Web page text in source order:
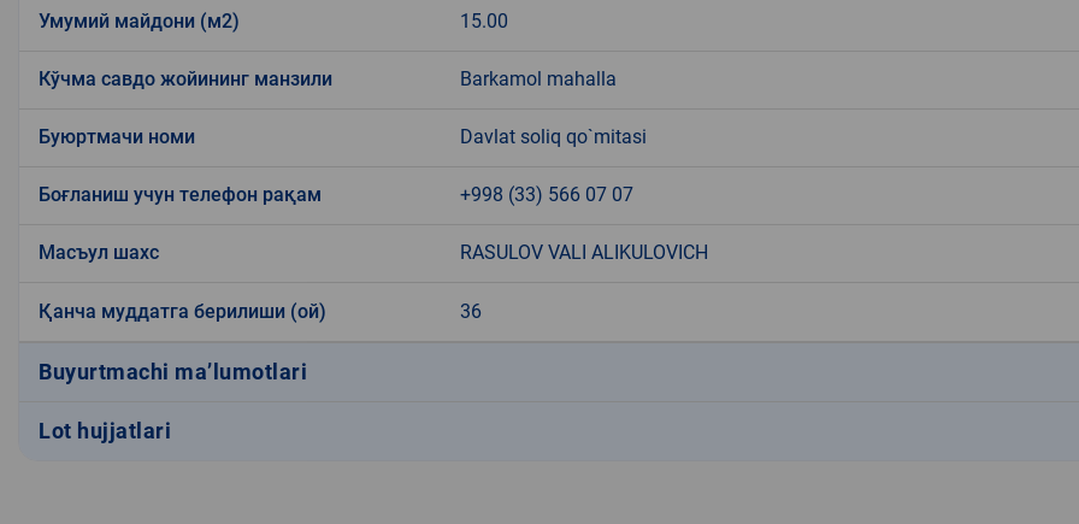
Умумий майдони (м2) 15.00
Кўчма савдо жойининг манзили Barkamol mahalla
Буюртмачи номи Davlat soliq qo`mitasi
Боғланиш учун телефон рақам +998 (33) 566 07 07
Масъул шахс RASULOV VALI ALIKULOVICH
Қанча муддатга берилиши (ой) 36
Buyurtmachi ma’lumotlari
Lot hujjatlari